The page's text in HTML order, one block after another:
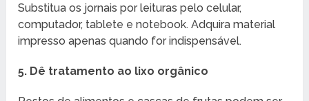
Substitua os jornais por leituras pelo celular,
computador, tablete e notebook. Adquira material
impresso apenas quando for indispensável.
5. Dê tratamento ao lixo orgânico